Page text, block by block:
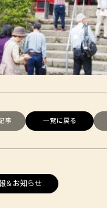
事 一覧に戻る
＆お知らせ